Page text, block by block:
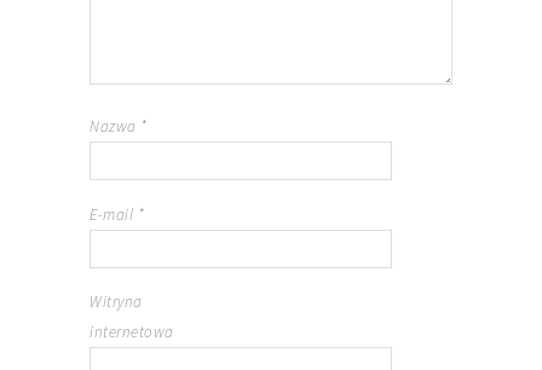
Nazwa *
E-mail *
Witryna
internetowa